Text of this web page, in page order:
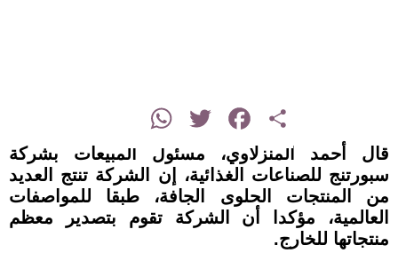
Share
Facebook
Twitter
WhatsApp
قال أحمد المنزلاوي، مسئول المبيعات بشركة
سبورتنج للصناعات الغذائية، إن الشركة تنتج العديد
من المنتجات الحلوى الجافة، طبقا للمواصفات
العالمية، مؤكدا أن الشركة تقوم بتصدير معظم
منتجاتها للخارج.